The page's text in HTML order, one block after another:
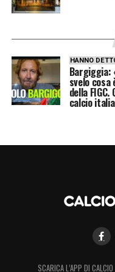
competitivo
migliore possibile,
in alto.
HANNO
Bargiggia:
svelo
della
calcio
SCARICA L’APP DI